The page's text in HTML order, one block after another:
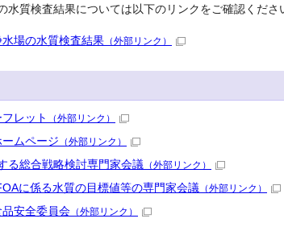
水質検査結果については以下のリンクをご確認くださ
場の水質検査結果 （外部リンク）
レット （外部リンク）
ムページ （外部リンク）
る総合戦略検討専門家会議 （外部リンク）
に係る水質の目標値等の専門家会議 （外部リンク）
安全委員会 （外部リンク）